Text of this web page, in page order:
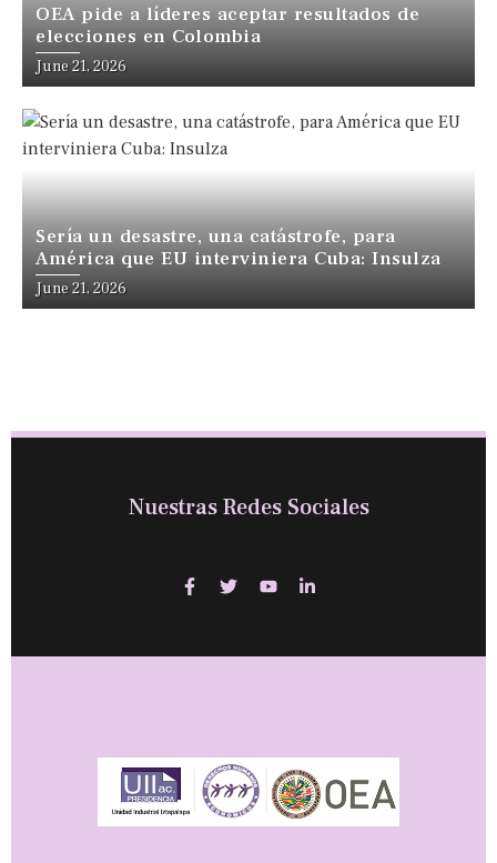
OEA pide a líderes aceptar resultados de
elecciones en Colombia
June 21, 2026
Sería un desastre, una catástrofe, para
América que EU interviniera Cuba: Insulza
June 21, 2026
Nuestras Redes Sociales